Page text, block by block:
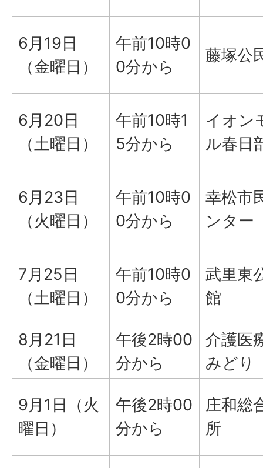
6月19日
（金曜日）
午前10時0
0分から
藤塚公
6月20日
（土曜日）
午前10時1
5分から
イオン
ル春日
6月23日
（火曜日）
午前10時0
0分から
幸松市
ンター
7月25日
（土曜日）
午前10時0
0分から
武里東
館
8月21日
（金曜日）
午後2時00
分から
介護医
みどり
9月1日（火
曜日）
午後2時00
分から
庄和総
所